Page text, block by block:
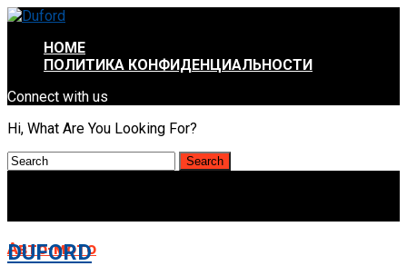
HOME
ПОЛИТИКА КОНФИДЕНЦИАЛЬНОСТИ
Connect with us
Hi, What Are You Looking For?
DUFORD
Авто-мото